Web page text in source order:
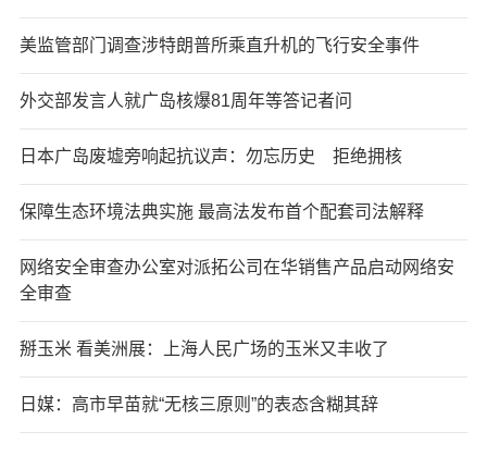
美监管部门调查涉特朗普所乘直升机的飞行安全事件
外交部发言人就广岛核爆81周年等答记者问
日本广岛废墟旁响起抗议声：勿忘历史 拒绝拥核
保障生态环境法典实施 最高法发布首个配套司法解释
网络安全审查办公室对派拓公司在华销售产品启动网络安
全审查
掰玉米 看美洲展：上海人民广场的玉米又丰收了
日媒：高市早苗就“无核三原则”的表态含糊其辞